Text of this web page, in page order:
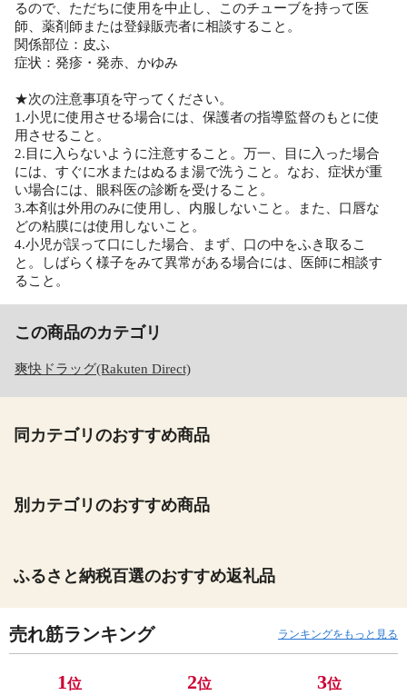
るので、ただちに使用を中止し、このチューブを持って医
師、薬剤師または登録販売者に相談すること。
関係部位：皮ふ
症状：発疹・発赤、かゆみ
★次の注意事項を守ってください。
1.小児に使用させる場合には、保護者の指導監督のもとに使
用させること。
2.目に入らないように注意すること。万一、目に入った場合
には、すぐに水またはぬるま湯で洗うこと。なお、症状が重
い場合には、眼科医の診断を受けること。
3.本剤は外用のみに使用し、内服しないこと。また、口唇な
どの粘膜には使用しないこと。
4.小児が誤って口にした場合、まず、口の中をふき取るこ
と。しばらく様子をみて異常がある場合には、医師に相談す
ること。
この商品のカテゴリ
爽快ドラッグ(Rakuten Direct)
同カテゴリのおすすめ商品
別カテゴリのおすすめ商品
ふるさと納税百選のおすすめ返礼品
売れ筋ランキング ランキングをもっと見る
1位 2位 3位